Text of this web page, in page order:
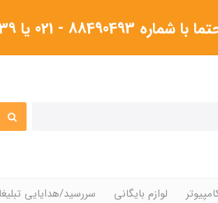
شود
لوازم بایگانی سررسید/هدایایی